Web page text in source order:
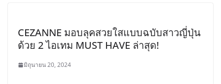
CEZANNE มอบลุคสวยใสแบบฉบับสาวญี่ปุ่น
ด้วย 2 ไอเทม MUST HAVE ล่าสุด!
มิถุนายน 20, 2024